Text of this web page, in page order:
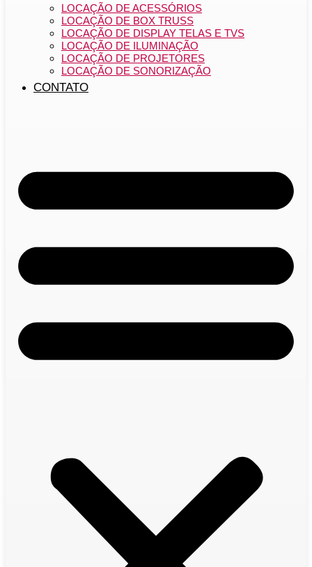
LOCAÇÃO DE ACESSÓRIOS
LOCAÇÃO DE BOX TRUSS
LOCAÇÃO DE DISPLAY TELAS E TVS
LOCAÇÃO DE ILUMINAÇÃO
LOCAÇÃO DE PROJETORES
LOCAÇÃO DE SONORIZAÇÃO
CONTATO